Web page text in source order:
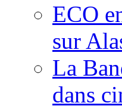
ECO
sur
La
dans